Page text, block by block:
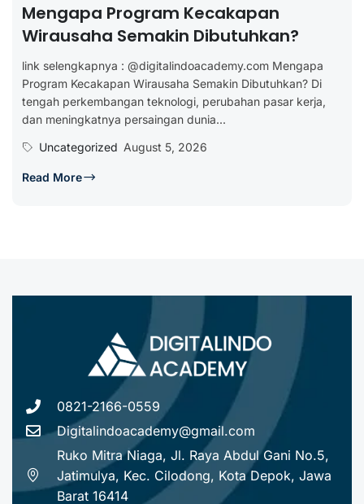
Mengapa Program Kecakapan
Wirausaha Semakin Dibutuhkan?
link selengkapnya : @digitalindoacademy.com Mengapa
Program Kecakapan Wirausaha Semakin Dibutuhkan? Di
tengah perkembangan teknologi, perubahan pasar kerja,
dan meningkatnya persaingan dunia...
Uncategorized August 5, 2026
Read More
0821-2166-0559
Digitalindoacademy@gmail.com
Ruko Mitra Niaga, Jl. Raya Abdul Gani No.5,
Jatimulya, Kec. Cilodong, Kota Depok, Jawa
Barat 16414